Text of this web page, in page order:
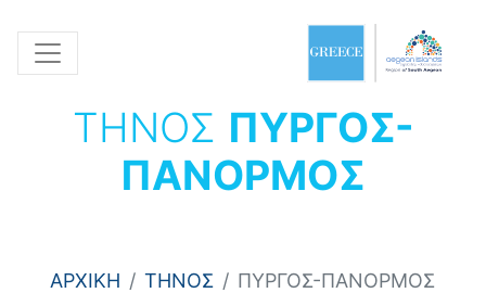
ΤΗΝΟΣ ΠΥΡΓΟΣ-
ΠΑΝΟΡΜΟΣ
ΑΡΧΙΚΗ ΤΗΝΟΣ ΠΥΡΓΟΣ-ΠΑΝΟΡΜΟΣ